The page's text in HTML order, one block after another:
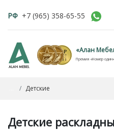
РФ +7 (965) 358-65-55
«Алан
Премия «Номер один»
Детские
Детские